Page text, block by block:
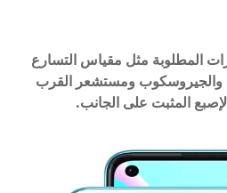
المطلوبة مثل مقياس التسارع
والجيروسكوب ومستشعر القرب
المثبت على الجانب.